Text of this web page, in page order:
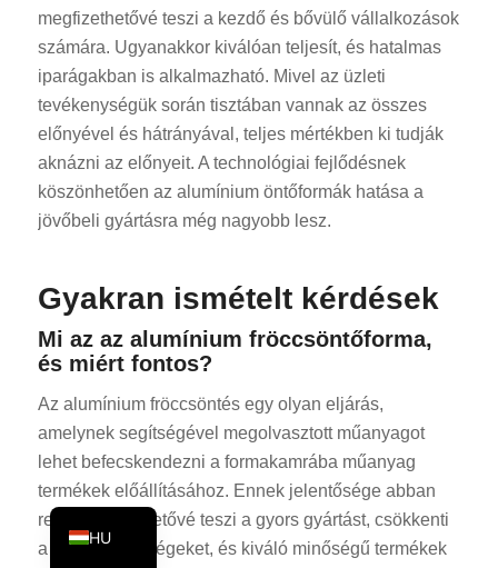
megfizethetővé teszi a kezdő és bővülő vállalkozások
számára. Ugyanakkor kiválóan teljesít, és hatalmas
iparágakban is alkalmazható. Mivel az üzleti
tevékenységük során tisztában vannak az összes
előnyével és hátrányával, teljes mértékben ki tudják
aknázni az előnyeit. A technológiai fejlődésnek
köszönhetően az alumínium öntőformák hatása a
jövőbeli gyártásra még nagyobb lesz.
Gyakran ismételt kérdések
Mi az az alumínium fröccsöntőforma,
és miért fontos?
Az alumínium fröccsöntés egy olyan eljárás,
amelynek segítségével megolvasztott műanyagot
lehet befecskendezni a formakamrába műanyag
termékek előállításához. Ennek jelentősége abban
rejlik, hogy lehetővé teszi a gyors gyártást, csökkenti
a gyártási költségeket, és kiváló minőségű termékek
HU
EN
IT
FR
RU
ES
JA
KO
CS